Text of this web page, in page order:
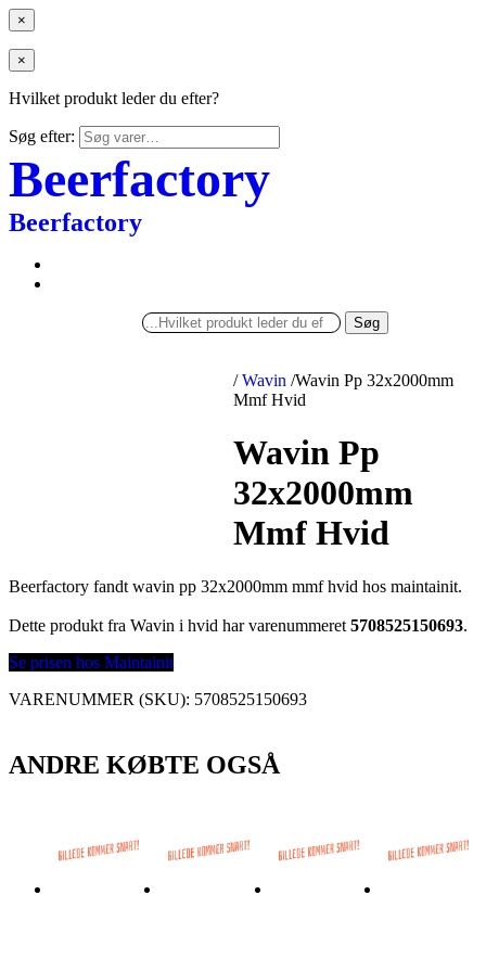
×
×
Hvilket produkt leder du efter?
Søg efter:
Beerfactory
Beerfactory
Søg
/ Wavin /Wavin Pp 32x2000mm
Mmf Hvid
Wavin Pp
32x2000mm
Mmf Hvid
Beerfactory fandt wavin pp 32x2000mm mmf hvid hos maintainit.
Dette produkt fra Wavin i hvid har varenummeret 5708525150693.
Se prisen hos Maintainit
VARENUMMER (SKU): 5708525150693
ANDRE KØBTE OGSÅ